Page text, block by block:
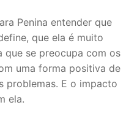
Penina entender que
que ela é muito
que se preocupa com os
uma forma positiva de
problemas. E o impacto
ela.